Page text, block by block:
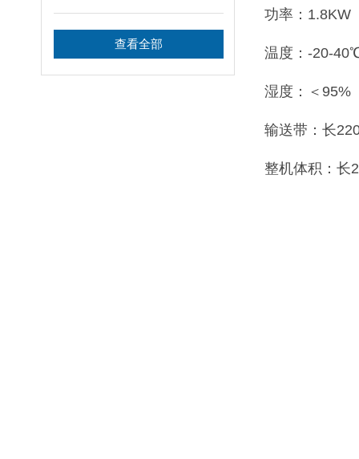
查看全部
功率：1.8KW
温度：-20-
湿度：＜95%
输送带：长
整机体积：长